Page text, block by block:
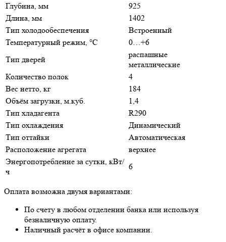
Глубина, мм
925
Длина, мм
1402
Тип холодообеспечения
Встроенный
Температурный режим, °C
0…+6
Тип дверей
распашные
металлические
Количество полок
4
Вес нетто, кг
184
Объём загрузки, м.куб.
1,4
Тип хладагента
R290
Тип охлаждения
Динамический
Тип оттайки
Автоматическая
Расположение агрегата
верхнее
Энергопотребление за сутки, кВт/
ч
6
Оплата возможна двумя вариантами:
По счету в любом отделении банка или используя
безналичную оплату.
Наличный расчёт в офисе компании.